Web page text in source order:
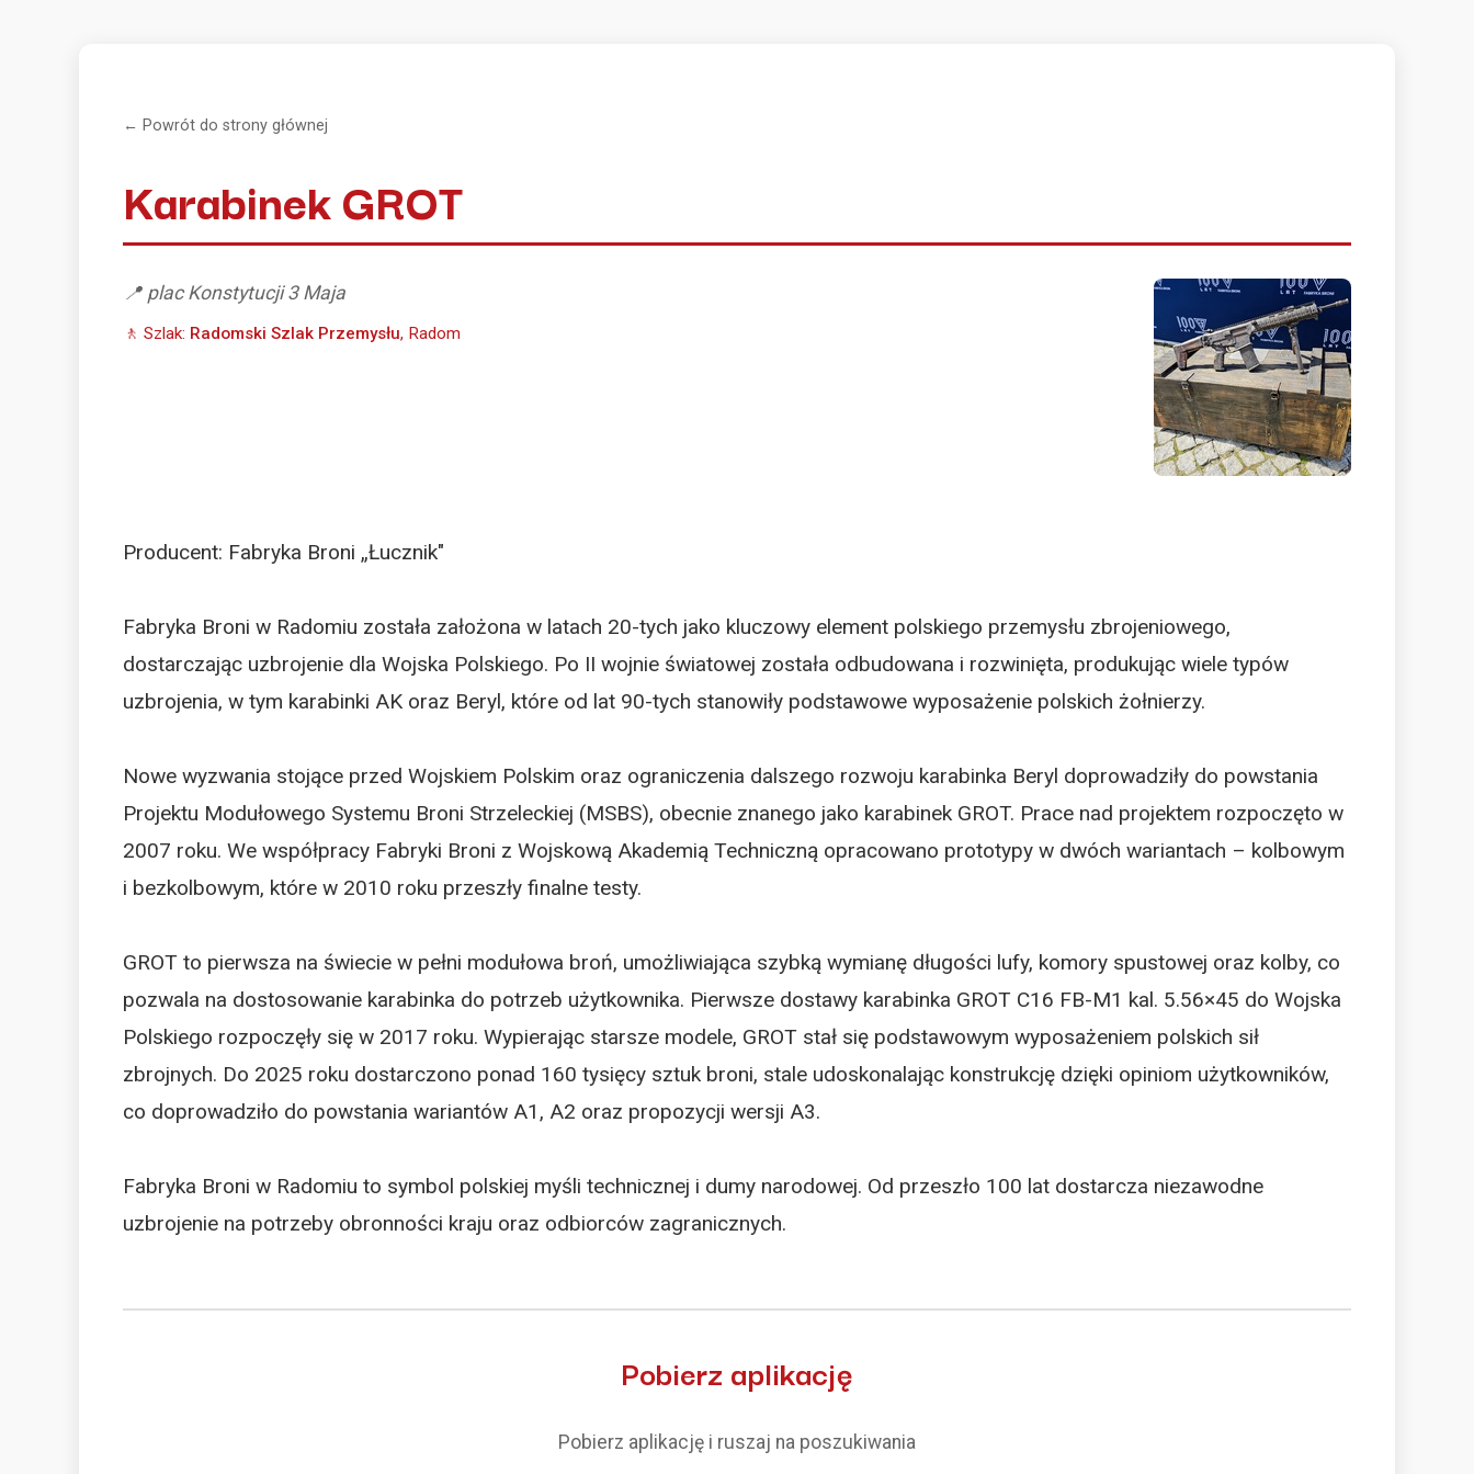
← Powrót do strony głównej
Karabinek GROT
📍 plac Konstytucji 3 Maja
🚶 Szlak: Radomski Szlak Przemysłu, Radom
Producent: Fabryka Broni „Łucznik"
Fabryka Broni w Radomiu została założona w latach 20-tych jako kluczowy element polskiego przemysłu zbrojeniowego,
dostarczając uzbrojenie dla Wojska Polskiego. Po II wojnie światowej została odbudowana i rozwinięta, produkując wiele typów
uzbrojenia, w tym karabinki AK oraz Beryl, które od lat 90-tych stanowiły podstawowe wyposażenie polskich żołnierzy.
Nowe wyzwania stojące przed Wojskiem Polskim oraz ograniczenia dalszego rozwoju karabinka Beryl doprowadziły do powstania
Projektu Modułowego Systemu Broni Strzeleckiej (MSBS), obecnie znanego jako karabinek GROT. Prace nad projektem rozpoczęto w
2007 roku. We współpracy Fabryki Broni z Wojskową Akademią Techniczną opracowano prototypy w dwóch wariantach – kolbowym
i bezkolbowym, które w 2010 roku przeszły finalne testy.
GROT to pierwsza na świecie w pełni modułowa broń, umożliwiająca szybką wymianę długości lufy, komory spustowej oraz kolby, co
pozwala na dostosowanie karabinka do potrzeb użytkownika. Pierwsze dostawy karabinka GROT C16 FB-M1 kal. 5.56×45 do Wojska
Polskiego rozpoczęły się w 2017 roku. Wypierając starsze modele, GROT stał się podstawowym wyposażeniem polskich sił
zbrojnych. Do 2025 roku dostarczono ponad 160 tysięcy sztuk broni, stale udoskonalając konstrukcję dzięki opiniom użytkowników,
co doprowadziło do powstania wariantów A1, A2 oraz propozycji wersji A3.
Fabryka Broni w Radomiu to symbol polskiej myśli technicznej i dumy narodowej. Od przeszło 100 lat dostarcza niezawodne
uzbrojenie na potrzeby obronności kraju oraz odbiorców zagranicznych.
Pobierz aplikację
Pobierz aplikację i ruszaj na poszukiwania